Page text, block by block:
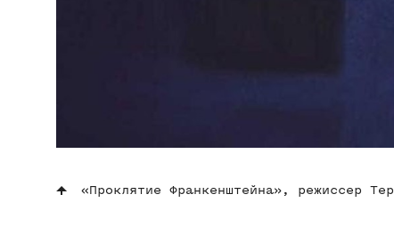
«Проклятие Франкенштейна», режиссер